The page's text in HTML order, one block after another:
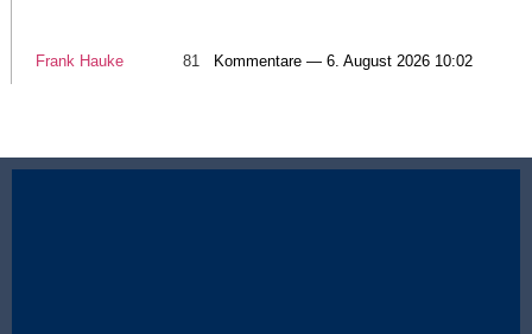
Frank Hauke 81 Kommentare — 6. August 2026 10:02